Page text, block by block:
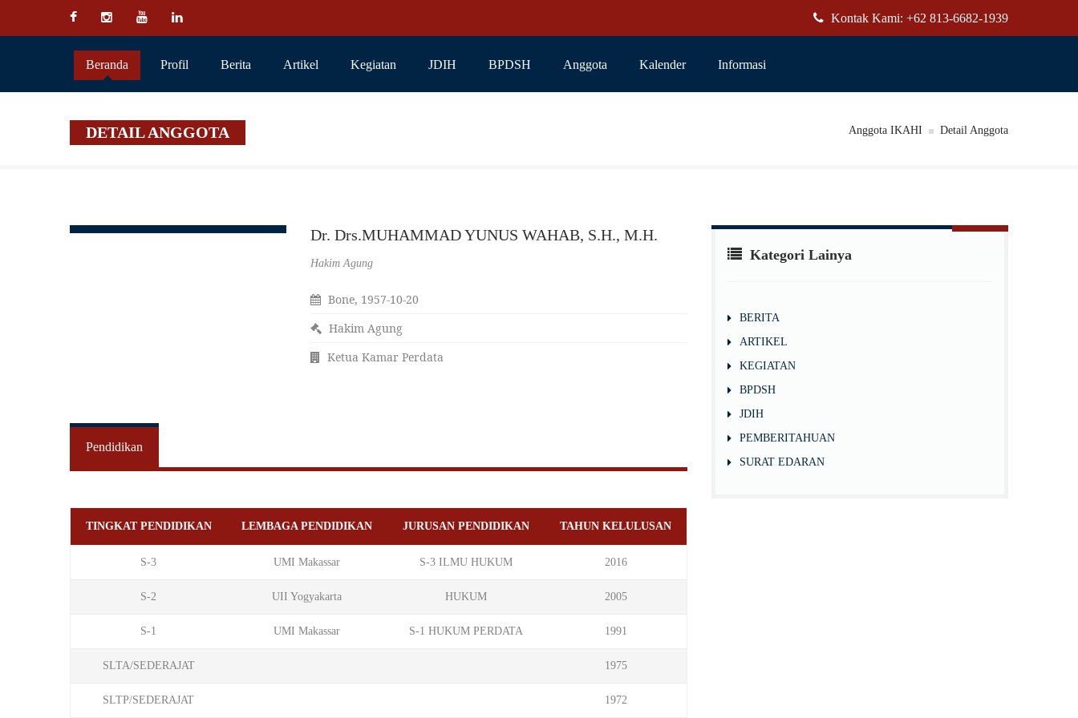
Kontak Kami: +62 813-6682-1939
Beranda Profil Berita Artikel Kegiatan JDIH BPDSH Anggota Kalender Informasi
DETAIL ANGGOTA Anggota IKAHI Detail Anggota
Dr. Drs.MUHAMMAD YUNUS WAHAB, S.H., M.H.
Hakim Agung
Bone, 1957-10-20
Hakim Agung
Ketua Kamar Perdata
Pendidikan
TINGKAT PENDIDIKAN LEMBAGA PENDIDIKAN JURUSAN PENDIDIKAN TAHUN KELULUSAN
S-3 UMI Makassar S-3 ILMU HUKUM 2016
S-2 UII Yogyakarta HUKUM 2005
S-1 UMI Makassar S-1 HUKUM PERDATA 1991
SLTA/SEDERAJAT 1975
SLTP/SEDERAJAT 1972
Kategori Lainya
BERITA
ARTIKEL
KEGIATAN
BPDSH
JDIH
PEMBERITAHUAN
SURAT EDARAN